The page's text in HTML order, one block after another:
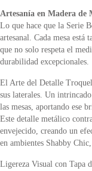
Artesanía en Madera de
Lo que hace que la Serie
artesanal. Cada mesa está
que no solo respeta el
durabilidad excepcionales.
El Arte del Detalle
sus laterales. Un
las mesas, aportando ese
Este detalle metálico
envejecido, creando un
en ambientes Shabby
Ligereza Visual con Tapa